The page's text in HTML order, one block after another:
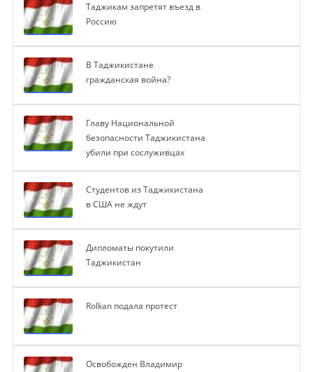
Таджикам запретят въезд в
Россию
В Таджикистане
гражданская война?
Главу Национальной
безопасности Таджикистана
убили при сослуживцах
Студентов из Таджикистана
в США не ждут
Дипломаты покутили
Таджикистан
Rolkan подала протест
Освобожден Владимир